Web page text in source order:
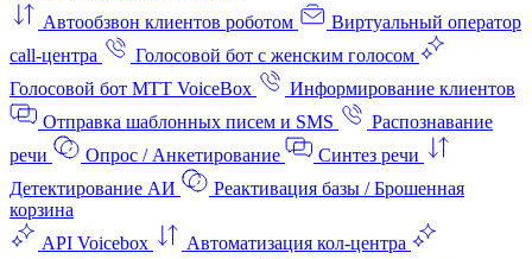
Автообзвон клиентов роботом
Виртуальный оператор
call-центра
Голосовой бот с женским голосом
Голосовой бот МТТ VoiceBox
Информирование клиентов
Отправка шаблонных писем и SMS
Распознавание
речи
Опрос / Анкетирование
Синтез речи
Детектирование АИ
Реактивация базы / Брошенная
корзина
API Voicebox
Автоматизация кол‑центра